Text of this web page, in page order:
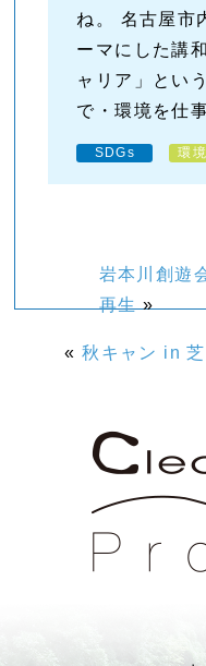
ね。 名古屋市
ーマにした講
ャリア」とい
で・環境を仕
SDGs 環
岩本川創遊
再生»
«秋キャン in